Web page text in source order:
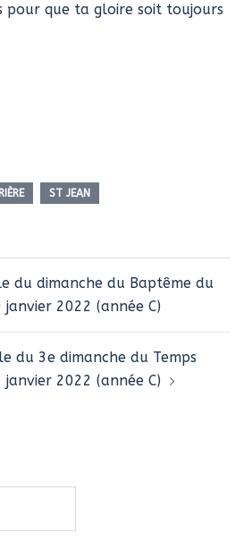
que ta gloire soit toujours
ST JEAN
du dimanche du Baptême du
janvier 2022 (année C)
du 3e dimanche du Temps
2022 (année C)